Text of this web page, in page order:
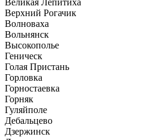
Великая Лепитиха
Верхний Рогачик
Волноваха
Вольнянск
Высокополье
Геническ
Голая Пристань
Горловка
Горностаевка
Горняк
Гуляйполе
Дебальцево
Дзержинск